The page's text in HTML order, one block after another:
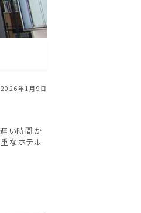
2026年1月9日
い時間か
なホテル